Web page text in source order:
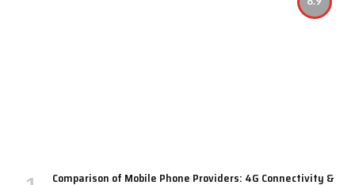
Comparison of Mobile Phone Providers: 4G Connectivity &